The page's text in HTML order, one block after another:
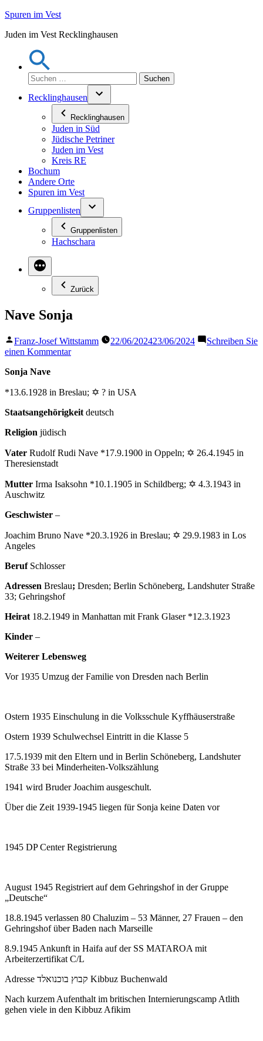
Zum
springen
Spuren im Vest
Juden im Vest Recklinghausen
Suchen
nach:
Recklinghausen
Recklinghausen
Juden in Süd
Jüdische Petriner
Juden im Vest
Kreis RE
Bochum
Andere Orte
Spuren im Vest
Gruppenlisten
Gruppenlisten
Hachschara
Zurück
Nave Sonja
Veröffentlicht
von
Franz-Josef Wittstamm 22/06/202423/06/2024
Schreiben Sie
einen Kommentarzu
Sonja Nave
*13.6.1928 in Breslau; ✡ ? in USA
Staatsangehörigkeit deutsch
Religion jüdisch
Vater Rudolf Rudi Nave *17.9.1900 in Oppeln; ✡ 26.4.1945 in
Theresienstadt
Mutter Irma Isaksohn *10.1.1905 in Schildberg; ✡ 4.3.1943 in
Auschwitz
Geschwister –
Joachim Bruno Nave *20.3.1926 in Breslau; ✡ 29.9.1983 in Los
Angeles
Beruf Schlosser
Adressen Breslau; Dresden; Berlin Schöneberg, Landshuter Straße
33; Gehringshof
Heirat 18.2.1949 in Manhattan mit Frank Glaser *12.3.1923
Kinder –
Weiterer Lebensweg
Vor 1935 Umzug der Familie von Dresden nach Berlin
Ostern 1935 Einschulung in die Volksschule Kyffhäuserstraße
Ostern 1939 Schulwechsel Eintritt in die Klasse 5
17.5.1939 mit den Eltern und in Berlin Schöneberg, Landshuter
Straße 33 bei Minderheiten-Volkszählung
1941 wird Bruder Joachim ausgeschult.
Über die Zeit 1939-1945 liegen für Sonja keine Daten vor
1945 DP Center Registrierung
August 1945 Registriert auf dem Gehringshof in der Gruppe
„Deutsche“
18.8.1945 verlassen 80 Chaluzim – 53 Männer, 27 Frauen – den
Gehringshof über Baden nach Marseille
8.9.1945 Ankunft in Haifa auf der SS MATAROA mit
Arbeiterzertifikat C/L
Adresse קבוץ בוכנואלד Kibbuz Buchenwald
Nach kurzem Aufenthalt im britischen Internierungscamp Atlith
gehen viele in den Kibbuz Afikim